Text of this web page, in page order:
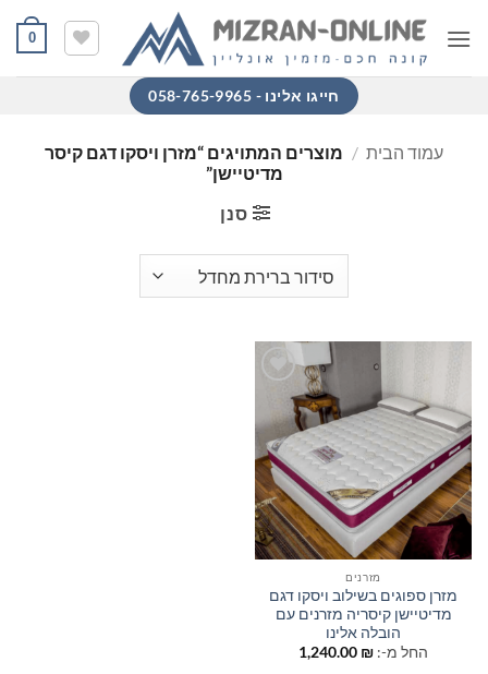
0
חייגו אלינו - 058-765-9965
עמוד הבית / מוצרים המתויגים “מזרן ויסקו דגם קיסר
מדיטיישן”
סנן
שאהבתי
מזרנים
מזרן ספוגים בשילוב ויסקו דגם
מדיטיישן קיסריה מזרנים עם
הובלה אלינו
החל מ-:
1,240.00 ₪